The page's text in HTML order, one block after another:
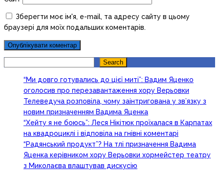
Зберегти моє ім'я, e-mail, та адресу сайту в цьому
браузері для моїх подальших коментарів.
Search
“Ми довго готувались до цієї миті”: Вадим Яценко
оголосив про перезавантаження хору Верьовки
Телеведуча розповіла, чому заінтригована у зв’язку з
новим призначенням Вадима Яценка
“Хейту я не боюсь”: Леся Нікітюк проїхалася в Карпатах
на квадроциклі і відповіла на гнівні коментарі
“Радянський продукт”? На тлі призначення Вадима
Яценка керівником хору Верьовки хормейстер театру
з Миколаєва влаштував дискусію